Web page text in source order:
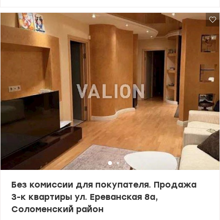
комната под кабинет или детскую, кухня объединена с
гостиной, два балкона, гардеробная и прачечная. -квартира
продается с техникой и мебелью. -в доме пропускная система, в
холле консьерж - 4 лифта (один ведет к подземному паркингу)
Инфраструктура: рядом ТЦ Новус, салон красоты, стоматология,
детский сад (5 мин), банк (3 мин), парк и озеро. Цена 225000 у.е.
Анна 0675523014 Valion.ua/1150369
Без комиссии для покупателя. Продажа
3-к квартиры ул. Ереванская 8а,
Соломенский район